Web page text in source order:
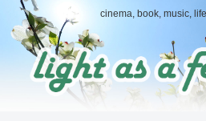
cinema, book, music,